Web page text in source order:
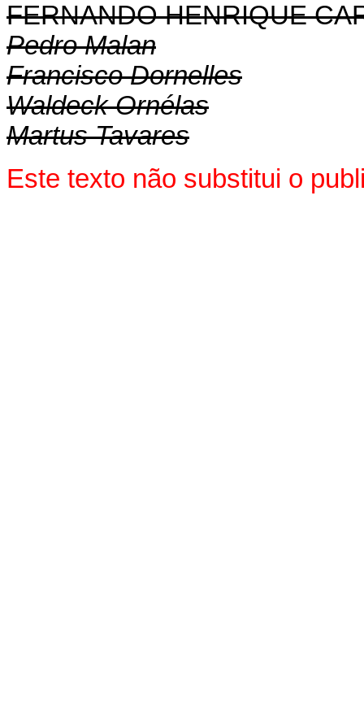
FERNANDO HENRIQUE
Pedro Malan
Francisco Dornelles
Waldeck Ornélas
Martus Tavares
Este texto não substitui o